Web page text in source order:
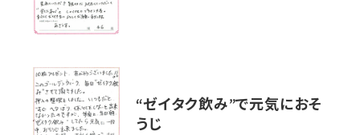
“ゼイタク飲み”で元気におそ
うじ